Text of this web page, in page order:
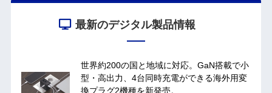
最新のデジタル製品情報
世界約200の国と地域に対応。GaN搭載で小
型・高出力、4台同時充電ができる海外用変
換プラグ2機種を新発売。